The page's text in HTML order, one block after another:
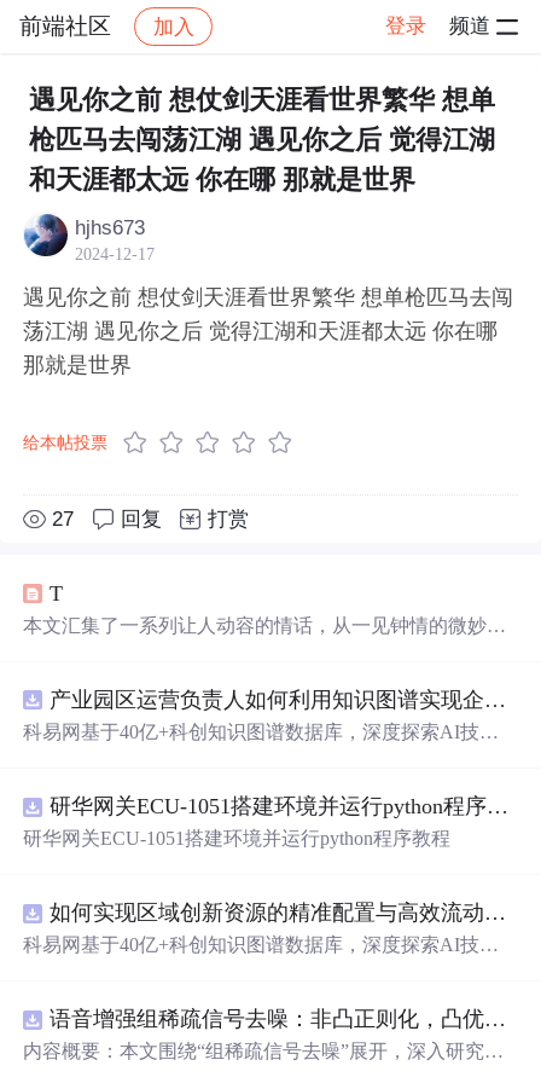
前端社区 加入 登录 频道
社区 前端社区 感慨 帖子详情
遇见你之前 想仗剑天涯看世界繁华 想单
枪匹马去闯荡江湖 遇见你之后 觉得江湖
和天涯都太远 你在哪 那就是世界
hjhs673
2024-12-17
遇见你之前 想仗剑天涯看世界繁华 想单枪匹马去闯
荡江湖 遇见你之后 觉得江湖和天涯都太远 你在哪
那就是世界
给本帖投票
27 回复 打赏
T
本文汇集了一系列让人动容的情话，从一见钟情的微妙到
都能触动人心。
产业园区运营负责人如何利用知识图谱实现企业精准对接与协同？.docx
科易网基于40亿+科创知识图谱数据库，深度探索AI技术
新领域的AI+数智化解决方案，推动科技创新与产业创新
智能化发展。
研华网关ECU-1051搭建环境并运行python程序教程
研华网关ECU-1051搭建环境并运行python程序教程
如何实现区域创新资源的精准配置与高效流动？.docx
科易网基于40亿+科创知识图谱数据库，深度探索AI技术
新领域的AI+数智化解决方案，推动科技创新与产业创新
智能化发展。
语音增强组稀疏信号去噪：非凸正则化，凸优化研究（Matlab代码实现）
内容概要：本文围绕“组稀疏信号去噪”展开，深入研究了